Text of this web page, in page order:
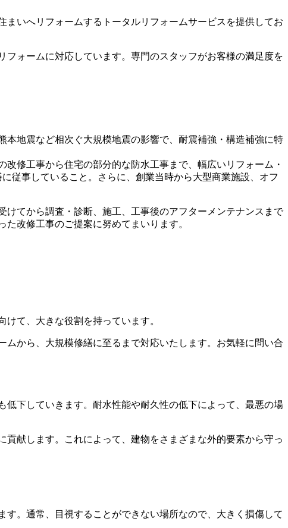
いへリフォームするトータルリフォームサービスを提供してお
ォームに対応しています。専門のスタッフがお客様の満足度を
地震など相次ぐ大規模地震の影響で、耐震補強・構造補強に特
修工事から住宅の部分的な防水工事まで、幅広いリフォーム・
従事していること。さらに、創業当時から大型商業施設、オフ
てから調査・診断、施工、工事後のアフターメンテナンスまで
改修工事のご提案に努めてまいります。
て、大きな役割を持っています。
から、大規模修繕に至るまで対応いたします。お気軽に問い合
下していきます。耐水性能や耐久性の低下によって、最悪の場
献します。これによって、建物をさまざまな外的要素から守っ
。通常、目視することができない場所なので、大きく損傷して